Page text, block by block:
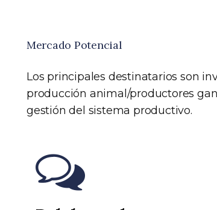
Mercado Potencial
Los principales destinatarios son
producción animal/productores
gestión del sistema productivo.